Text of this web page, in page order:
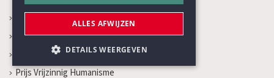
Kalender
Recente activiteiten
Prijs Vrijzinnig Humanisme
ALLES AFWIJZEN
DETAILS WEERGEVEN